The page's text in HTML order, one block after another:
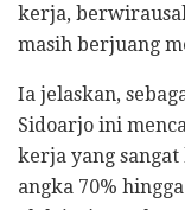
kerja,
masih berjuang
Ia jelaskan,
Sidoarjo ini
kerja yang
angka 70%